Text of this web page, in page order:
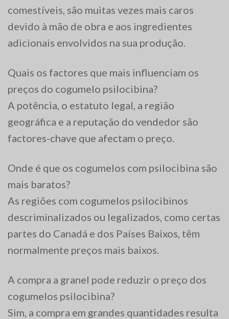
comestíveis, são muitas vezes mais caros
devido à mão de obra e aos ingredientes
adicionais envolvidos na sua produção.
Quais os factores que mais influenciam os
preços do cogumelo psilocibina?
A potência, o estatuto legal, a região
geográfica e a reputação do vendedor são
factores-chave que afectam o preço.
Onde é que os cogumelos com psilocibina são
mais baratos?
As regiões com cogumelos psilocibinos
descriminalizados ou legalizados, como certas
partes do Canadá e dos Países Baixos, têm
normalmente preços mais baixos.
A compra a granel pode reduzir o preço dos
cogumelos psilocibina?
Sim, a compra em grandes quantidades resulta